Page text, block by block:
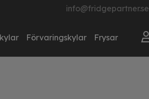
info@fridgepartner.se
Förvaringskylar Frysar